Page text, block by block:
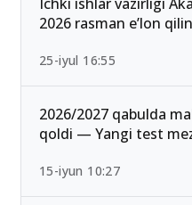
13-iyun 00:02
Ichki ishlar vazirligi
2026 rasman e’lon
25-iyul 16:55
2026/2027 qabulda
qoldi — Yangi test